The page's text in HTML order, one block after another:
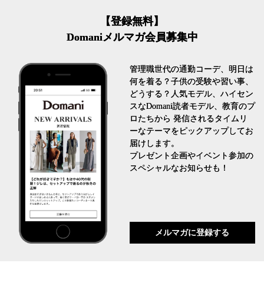
【登録無料】
Domaniメルマガ会員募集中
管理職世代の通勤コーデ、明日は
何を着る？子供の受験や習い事、
どうする？人気モデル、ハイセン
スなDomani読者モデル、教育のプ
ロたちから 発信されるタイムリ
ーなテーマをピックアップしてお
届けします。
プレゼント企画やイベント参加の
スペシャルなお知らせも！
メルマガに登録する